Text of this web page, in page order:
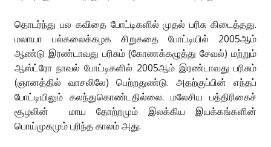
தொடர்ந்து பல கவிதை போட்டிகளில் முதல் பரிசு கிடைத்தது.
மலாயா பல்கலைக்கழக சிறுகதை போட்டியில் 2005ஆம்
ஆண்டு இரண்டாவது பரிசும் (கோணக்கழுத்து சேவல்) மற்றும்
ஆஸ்ட்ரோ நாவல் போட்டிகளில் 2005ஆம் இரண்டாவது பரிசும்
(ஞானத்தில் வாசலிலே) பெற்றதுண்டு. அதற்குப்பின் எந்தப்
போட்டியிலும் கலந்துகொண்டதில்லை. மலேசிய பத்திரிகைச்
சூழலின் மாய தோற்றமும் இலக்கிய இயக்கங்களின்
பொய்முகமும் புரிந்த காலம் அது.